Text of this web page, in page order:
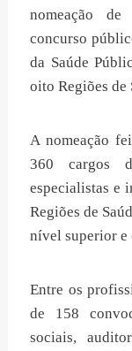
nomeação
concurso
da Saúde
oito Regiões de
A nomeação
360 cargos
especialistas e
Regiões de
nível superior e
Entre os
de 158
sociais,